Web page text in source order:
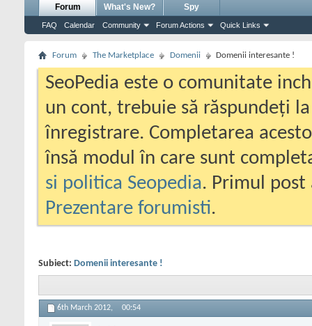
Forum
FAQ Calendar Community Forum Actions Quick Links
What's New? Spy
Forum The Marketplace Domenii Domenii interesante !
SeoPedia este o comunitate
un cont, trebuie să răspundeți
înregistrare. Completarea
însă modul în care sunt
si politica Seopedia. Primul
Prezentare forumisti.
Subiect: Domenii interesante !
6th March 2012, 00:54